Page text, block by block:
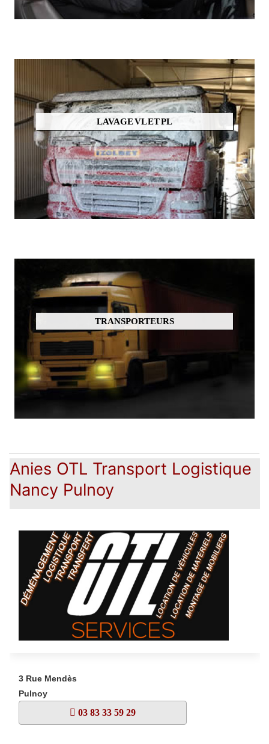
LAVAGE VL ET PL
TRANSPORTEURS
Anies OTL Transport Logistique
Nancy Pulnoy
3 Rue Mendès
Pulnoy
03 83 33 59 29